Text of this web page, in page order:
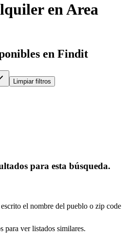
en Area
en Findit
Limpiar filtros
para esta búsqueda.
el nombre del pueblo o zip code
para ver listados similares.